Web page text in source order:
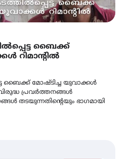
ബൈക്ക്
റിമാന്റിൽ
ബൈക്ക് മോഷ്ടിച്ച യുവാക്കൾ
പ്രവർത്തനങ്ങൾ
തടയുന്നതിന്റെയും ഭാഗമായി